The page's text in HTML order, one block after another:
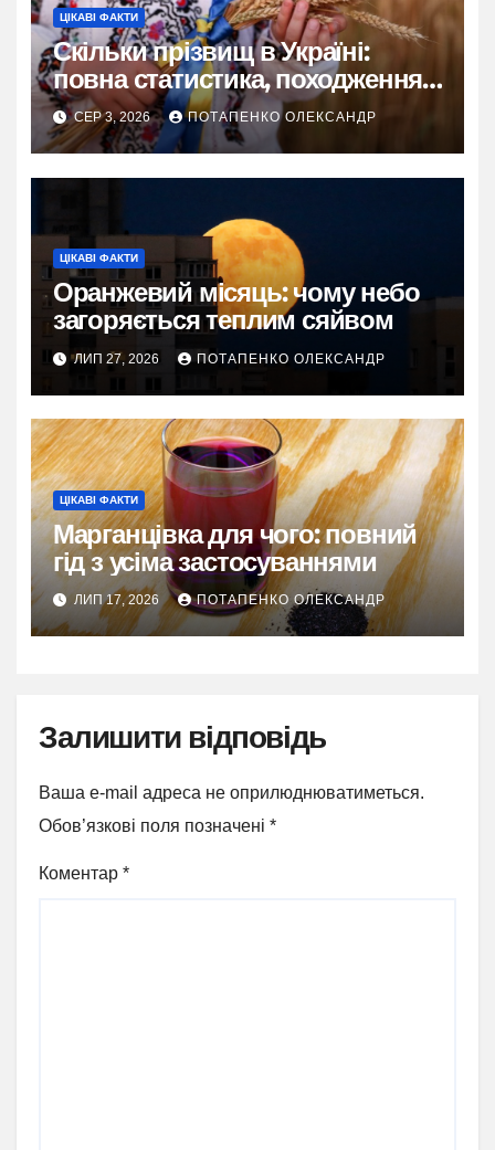
ЦІКАВІ ФАКТИ
Скільки прізвищ в Україні:
повна статистика, походження
та живі історії
СЕР 3, 2026 ПОТАПЕНКО ОЛЕКСАНДР
ЦІКАВІ ФАКТИ
Оранжевий місяць: чому небо
загоряється теплим сяйвом
ЛИП 27, 2026 ПОТАПЕНКО ОЛЕКСАНДР
ЦІКАВІ ФАКТИ
Марганцівка для чого: повний
гід з усіма застосуваннями
ЛИП 17, 2026 ПОТАПЕНКО ОЛЕКСАНДР
Залишити відповідь
Ваша e-mail адреса не оприлюднюватиметься.
Обов’язкові поля позначені *
Коментар *